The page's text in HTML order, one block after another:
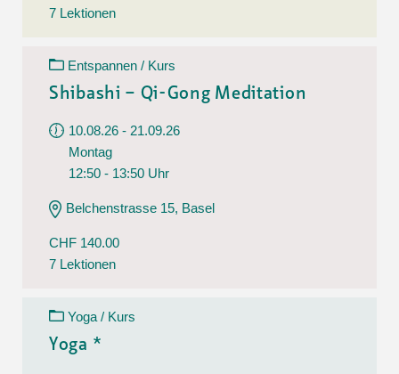
7 Lektionen
Entspannen / Kurs
Shibashi – Qi-Gong Meditation
10.08.26 - 21.09.26
Montag
12:50 - 13:50 Uhr
Belchenstrasse 15, Basel
CHF 140.00
7 Lektionen
Yoga / Kurs
Yoga *